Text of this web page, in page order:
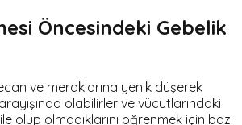
Öncesindeki Gebelik
ve meraklarına yenik düşerek
olabilirler ve vücutlarındaki
olup olmadıklarını öğrenmek için bazı